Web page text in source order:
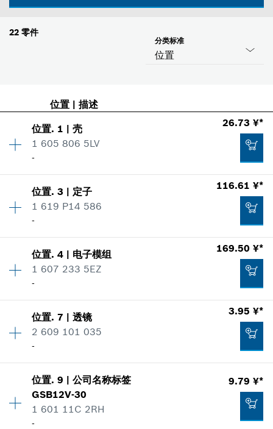
22 零件
位置
分类标准
位置| 描述
位置. 1 |壳
1 605 806 5LV
-
26.73 ¥*
数量 1
价格类组: 00
使用证明
显示在插图
26.73 ¥*
加入购物车
位置.3 | 定子
1 619 P14 586
-
116.61 ¥*
数量 1
价格类组: 00
使用证明
显示在插图
116.61 ¥*
位置.4 | 电子模组
1 607 233 5EZ
-
169.50 ¥*
数量
1
价格类组: 00
使用证明
显示在插图
位置.7 |透镜
2 609 101 035
-
3.95 ¥*
数量 1
价格类组:00
零件信息
位置.9 |公司名称标签
GSB12V-30
1 601 11C 2RH
-
9.79 ¥*